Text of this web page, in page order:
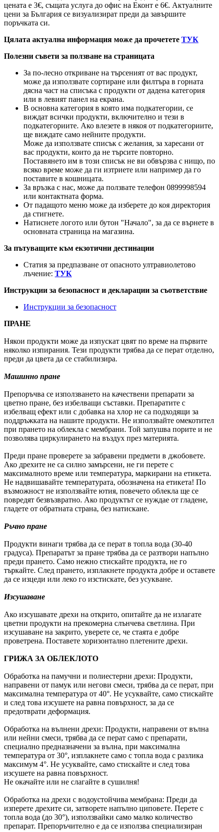
цената е 3€, същата услуга до офис на Еконт е 6€. Актуалните
цени за България се визуализират преди да завършите
поръчката си.
Цялата актуална информация може да прочетете ТУК
Полезни съвети за ползване на страницата
За по-лесно откриване на търсеният от вас продукт,
може да използвате сортиране или филтъра в горната
дясна част на списъка с продукти от дадена категория
или в левият панел на екрана.
В основна категория в която има подкатегории, се
виждат всички продукти, включително и тези в
подкатегориите. Ако влезете в някоя от подкатегориите,
ще виждате само нейните продукти.
Може да използвате списък с желания, за харесани от
вас продукти, които да не търсите повторно.
Поставянето им в този списък не ви обвързва с нищо, по
всяко време може да ги изтриете или например да го
поставите в кошницата.
За връзка с нас, може да ползвате телефон 0899998594
или контактната форма.
От падащото меню може да изберете до коя директория
да стигнете.
Натиснете логото или бутон "Начало", за да се върнете в
основната страница на магазина.
За пътуващите към екзотични дестинации
Статия за предпазване от опасното ултравиолетово
лъчение: ТУК
Инструкции за безопасност и декларации за съответствие
Инструкции за безопасност
ПРАНЕ
Някои продукти може да изпускат цвят по време на първите
няколко изпирания. Тези продукти трябва да се перат отделно,
преди да цвета да се стабилизира.
Машинно пране
Препоръчва се използването на качествени препарати за
цветно пране, без избелващи съставки. Препаратите с
избелващ ефект или с добавка на хлор не са подходящи за
поддръжката на нашите продукти. Не използвайте омекотител
при прането на облекла с мембрани. Той запушва порите и не
позволява циркулирането на въздух през материята.
Преди пране проверете за забравени предмети в джобовете.
Ако дрехите не са силно замърсени, не ги перете с
максималното време или температура, маркирани на етикета.
Не надвишавайте температурата, обозначена на етикета! По
възможност не използвайте ютия, повечето облекла ще се
повредят безвъзвратно. Ако продуктът се нуждае от гладене,
гладете от обратната страна, без натискане.
Ръчно пране
Продукти винаги трябва да се перат в топла вода (30-40
градуса). Препаратът за пране трябва да се разтвори напълно
преди прането. Само нежно стискайте продукта, не го
търкайте. След прането, изплакнете продукта добре и оставете
да се изцеди или леко го изстискате, без усукване.
Изсушаване
Ако изсушавате дрехи на открито, опитайте да не излагате
цветни продукти на прекомерна слънчева светлина. При
изсушаване на закрито, уверете се, че стаята е добре
проветрена. Поставете хоризонтално плетените дрехи.
ГРИЖА ЗА ОБЛЕКЛОТО
Обработка на памучни и полиестерни дрехи: Продукти,
направени от памук или негови смеси, трябва да се перат, при
максимална температура от 40°. Не усуквайте, само стискайте
и след това изсушете на равна повърхност, за да се
предотврати деформация.
Обработка на вълнени дрехи: Продукти, направени от вълна
или нейни смеси, трябва да се перат само с препарати,
специално предназначени за вълна, при максимална
температура от 30°, изплакнете само с топла вода с разлика
максимум 4°. Не усуквайте, само стискайте и след това
изсушете на равна повърхност.
Не окачайте или не слагайте в сушилня!
Обработка на дрехи с водоустойчива мембрана: Преди да
изперете дрехите си, затворете напълно циповете. Перете с
топла вода (до 30°), използвайки само малко количество
препарат. Препоръчително е да се използва специализиран